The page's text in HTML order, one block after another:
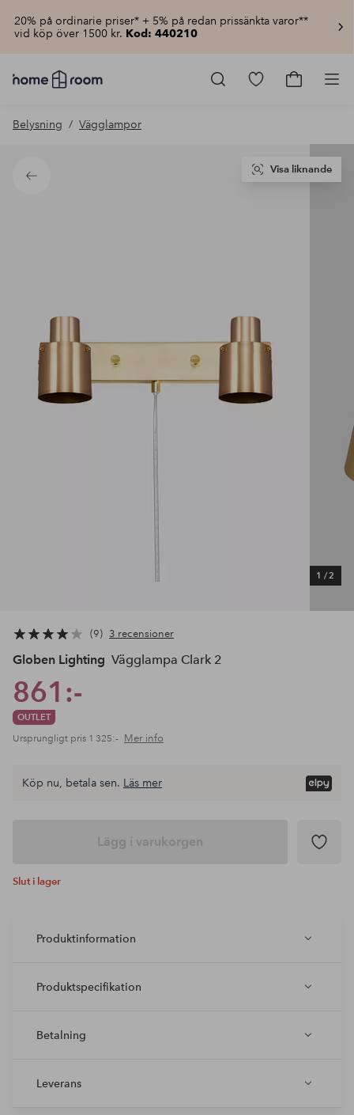
20% på ordinarie priser* + 5% på redan prissänkta varor**
vid köp över 1500 kr. Kod: 440210
Homeroom
–
hemmet
pris
Gå
Gå
Belysning Vägglampor
Tillbaka
1 /2
Visa liknande
9 3 recensioner
Globen Lighting Vägglampa Clark 2
861:-
OUTLET
Ursprungligt pris 1 325:- Mer info
Köp nu, betala sen. Läs mer
Lägg i varukorgen
Slut i lager
Produktinformation
Produktspecifikation
Betalning
Leverans